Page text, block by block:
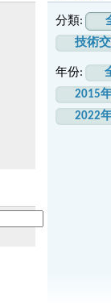
分類:
技術
年份:
2015
2022